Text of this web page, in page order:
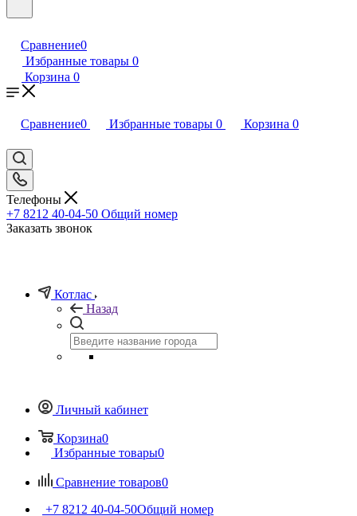
Сравнение0
Избранные товары 0
Корзина 0
Сравнение0 Избранные товары 0 Корзина 0
Телефоны
+7 8212 40-04-50 Общий номер
Заказать звонок
Котлас
Назад
Личный кабинет
Корзина0
Избранные товары0
Сравнение товаров0
+7 8212 40-04-50Общий номер